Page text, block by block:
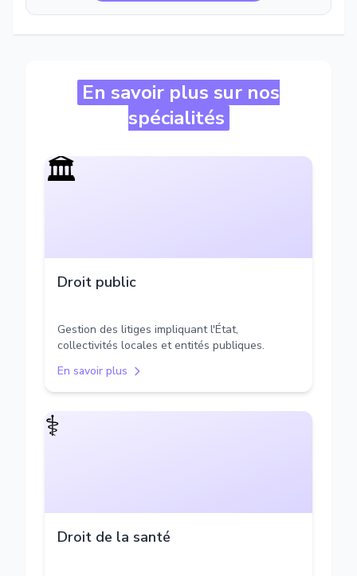
En savoir plus sur nos
spécialités
🏛️
Droit public
Gestion des litiges impliquant l'État,
collectivités locales et entités publiques.
En savoir plus
⚕️
Droit de la santé